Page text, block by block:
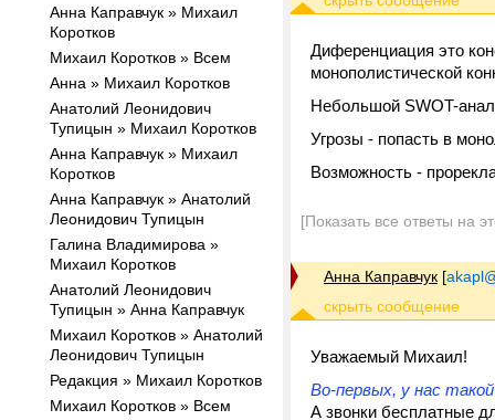
Анна Каправчук » Михаил
Коротков
Михаил Коротков » Всем
Анна » Михаил Коротков
Анатолий Леонидович
Тупицын » Михаил Коротков
Анна Каправчук » Михаил
Коротков
Анна Каправчук » Анатолий
Леонидович Тупицын
Галина Владимирова »
Михаил Коротков
Анатолий Леонидович
Тупицын » Анна Каправчук
Михаил Коротков » Анатолий
Леонидович Тупицын
Редакция » Михаил Коротков
Михаил Коротков » Всем
Диференциация это
монополистической
Небольшой SWOT-
Угрозы - попасть в
Возможность -
[Показать все ответы на
Анна Каправчук [
Уважаемый Михаил!
Во-первых, у нас
А звонки бесплатные